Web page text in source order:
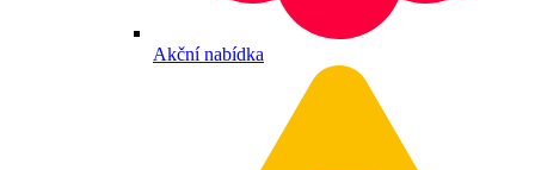
Akční nabídka